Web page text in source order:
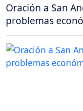
Oración a San
problemas